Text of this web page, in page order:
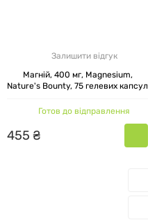
Залишити відгук
Магній, 400 мг, Magnesium,
Nature's Bounty, 75 гелевих капсул
Готов до відправлення
455 ₴